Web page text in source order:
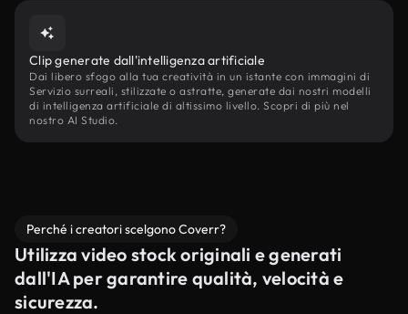
Clip generate dall'intelligenza artificiale
Dai libero sfogo alla tua creatività in un istante con immagini di
Servizio surreali, stilizzate o astratte, generate dai nostri modelli
di intelligenza artificiale di altissimo livello. Scopri di più nel
nostro AI Studio.
Perché i creatori scelgono Coverr?
Utilizza video stock originali e generati
dall'IA per garantire qualità, velocità e
sicurezza.